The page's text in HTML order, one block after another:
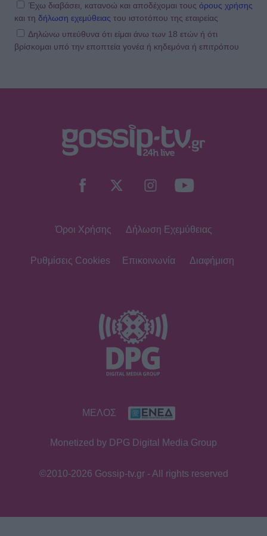
Έχω διαβάσει, κατανοώ και αποδέχομαι τους όρους χρήσης
και τη δήλωση εχεμύθειας του ιστοτόπου της εταιρείας
Δηλώνω υπεύθυνα ότι είμαι άνω των 18 ετών ή ότι
βρίσκομαι υπό την εποπτεία γονέα ή κηδεμόνα ή επιτρόπου
Όροι Χρήσης Δήλωση Εχεμύθειας
Ρυθμίσεις Cookies Επικοινωνία Διαφήμιση
ΜΕΛΟΣ
Monetized by DPG Digital Media Group
©2010-2026 Gossip-tv.gr - All rights reserved